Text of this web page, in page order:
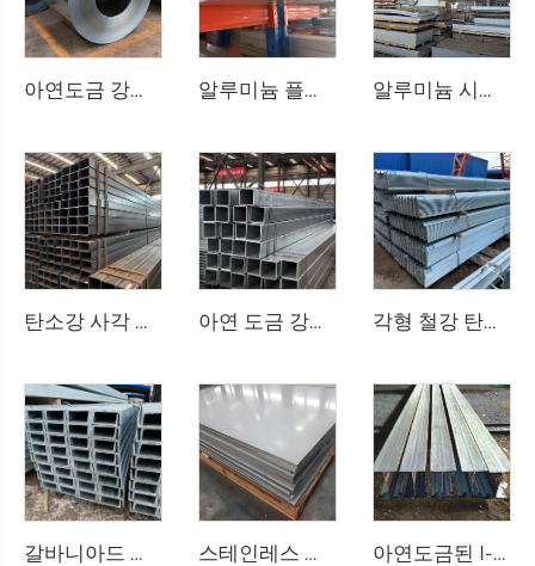
아연도금 강판 코일 알루미늄 플랫 바 알루미늄 시트 강판
탄소강 사각 파이프 이음매 없는 튜브 아연 도금 강관 GI 이음매 없는 사각 파이프 각형 철강 탄소 정각 강철
갈바니아드 채널 스틸 스테인레스 시트 플레이트 아연도금된 I-형강 A36 강재